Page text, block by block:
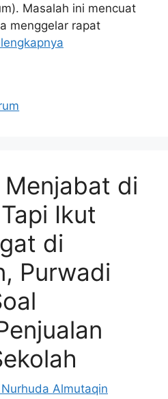
Masalah ini mencuat
menggelar rapat
di
Ikut
di
Purwadi
Nurhuda Almutaqin